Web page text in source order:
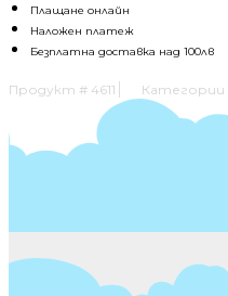
И
ДУШ
ГЕЛ
LAVENDER
Плащане онлайн
Наложен платеж
Безплатна доставка над 100лв
Продукт # 4611 Категории